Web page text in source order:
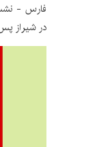
فارس -
در شیراز پس